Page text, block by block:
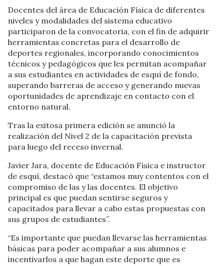
Docentes del área de Educación Física de diferentes
niveles y modalidades del sistema educativo
participaron de la convocatoria, con el fin de adquirir
herramientas concretas para el desarrollo de
deportes regionales, incorporando conocimientos
técnicos y pedagógicos que les permitan acompañar
a sus estudiantes en actividades de esquí de fondo,
superando barreras de acceso y generando nuevas
oportunidades de aprendizaje en contacto con el
entorno natural.
Tras la exitosa primera edición se anunció la
realización del Nivel 2 de la capacitación prevista
para luego del receso invernal.
Javier Jara, docente de Educación Física e instructor
de esquí, destacó que “estamos muy contentos con el
compromiso de las y las docentes. El objetivo
principal es que puedan sentirse seguros y
capacitados para llevar a cabo estas propuestas con
sus grupos de estudiantes”.
“Es importante que puedan llevarse las herramientas
básicas para poder acompañar a sus alumnos e
incentivarlos a que hagan este deporte que es